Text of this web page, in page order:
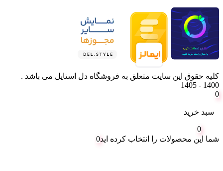
کلیه حقوق این سایت متعلق به فروشگاه دل استایل می باشد .
1400 - 1405
0
سبد خرید
0
شما این محصولات را انتخاب کرده اید0